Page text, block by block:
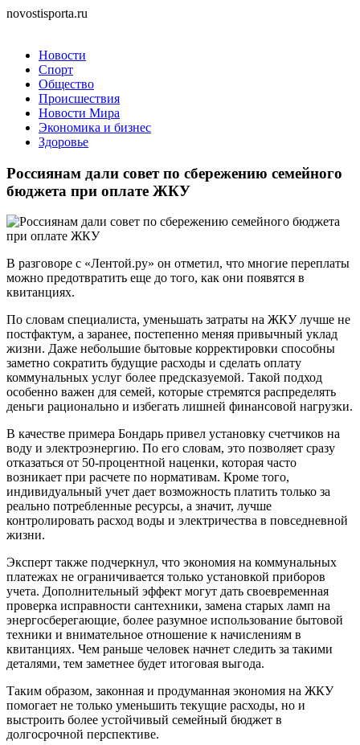
novostisporta.ru
Новости
Спорт
Общество
Происшествия
Новости Мира
Экономика и бизнес
Здоровье
Россиянам дали совет по сбережению семейного
бюджета при оплате ЖКУ
В разговоре с «Лентой.ру» он отметил, что многие переплаты
можно предотвратить еще до того, как они появятся в
квитанциях.
По словам специалиста, уменьшать затраты на ЖКУ лучше не
постфактум, а заранее, постепенно меняя привычный уклад
жизни. Даже небольшие бытовые корректировки способны
заметно сократить будущие расходы и сделать оплату
коммунальных услуг более предсказуемой. Такой подход
особенно важен для семей, которые стремятся распределять
деньги рационально и избегать лишней финансовой нагрузки.
В качестве примера Бондарь привел установку счетчиков на
воду и электроэнергию. По его словам, это позволяет сразу
отказаться от 50-процентной наценки, которая часто
возникает при расчете по нормативам. Кроме того,
индивидуальный учет дает возможность платить только за
реально потребленные ресурсы, а значит, лучше
контролировать расход воды и электричества в повседневной
жизни.
Эксперт также подчеркнул, что экономия на коммунальных
платежах не ограничивается только установкой приборов
учета. Дополнительный эффект могут дать своевременная
проверка исправности сантехники, замена старых ламп на
энергосберегающие, более разумное использование бытовой
техники и внимательное отношение к начислениям в
квитанциях. Чем раньше человек начнет следить за такими
деталями, тем заметнее будет итоговая выгода.
Таким образом, законная и продуманная экономия на ЖКУ
помогает не только уменьшить текущие расходы, но и
выстроить более устойчивый семейный бюджет в
долгосрочной перспективе.